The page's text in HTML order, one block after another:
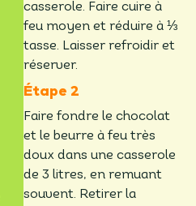
casserole. Faire cuire à
feu moyen et réduire à ⅓
tasse. Laisser refroidir et
réserver.
Faire fondre le chocolat
et le beurre à feu très
doux dans une casserole
de 3 litres, en remuant
souvent. Retirer la